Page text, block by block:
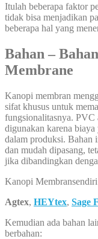
Itulah beberapa faktor
tidak bisa menjadikan
beberapa hal yang
Bahan –
Membrane
Kanopi membran
sifat khusus untuk
fungsionalitasnya. PVC
digunakan karena
dalam produksi. Bahan
dan mudah dipasang,
jika dibandingkan
Kanopi
Agtex, HEYtex, Sage
Kemudian ada bahan
berbahan: